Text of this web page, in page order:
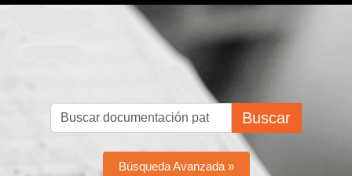
Buscar
Búsqueda Avanzada »